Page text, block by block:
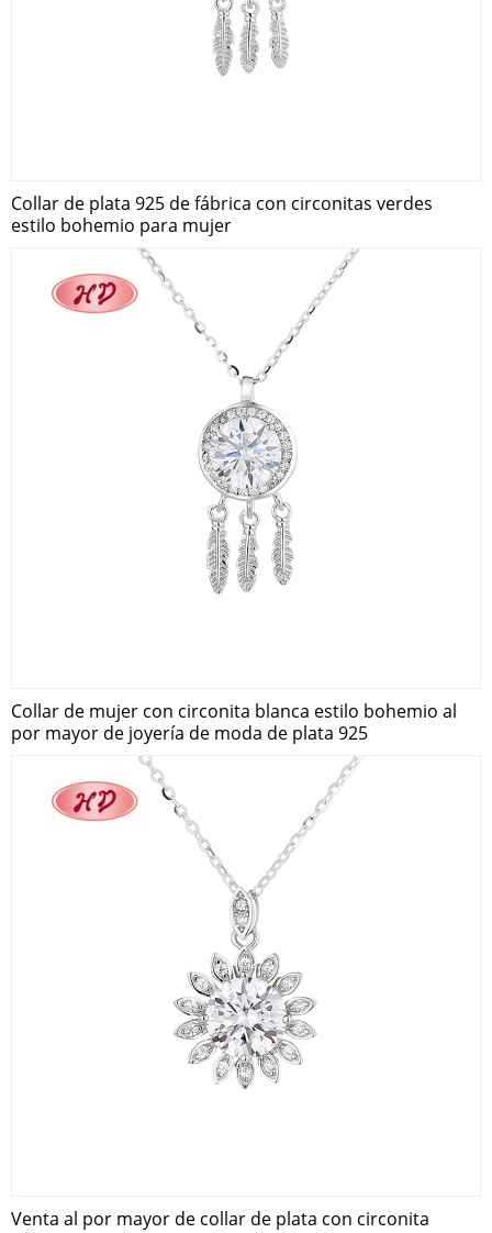
Collar de plata 925 de fábrica con circonitas verdes
estilo bohemio para mujer
Collar de mujer con circonita blanca estilo bohemio al
por mayor de joyería de moda de plata 925
Venta al por mayor de collar de plata con circonita